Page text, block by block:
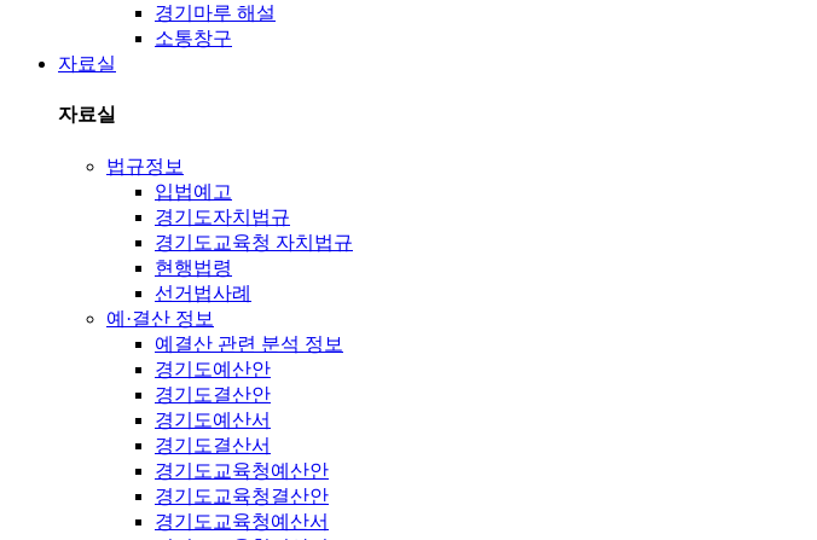
경기마루 해설
소통창구
자료실
자료실
법규정보
입법예고
경기도자치법규
경기도교육청 자치법규
현행법령
선거법사례
예·결산 정보
예결산 관련 분석 정보
경기도예산안
경기도결산안
경기도예산서
경기도결산서
경기도교육청예산안
경기도교육청결산안
경기도교육청예산서